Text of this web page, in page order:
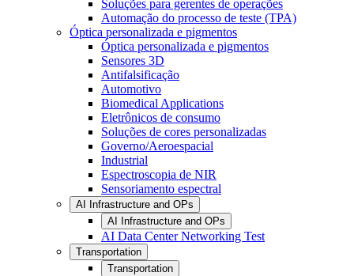
Soluções para gerentes de operações
Automação do processo de teste (TPA)
Óptica personalizada e pigmentos
Óptica personalizada e pigmentos
Sensores 3D
Antifalsificação
Automotivo
Biomedical Applications
Eletrônicos de consumo
Soluções de cores personalizadas
Governo/Aeroespacial
Industrial
Espectroscopia de NIR
Sensoriamento espectral
AI Infrastructure and OPs
AI Infrastructure and OPs
AI Data Center Networking Test
Transportation
Transportation